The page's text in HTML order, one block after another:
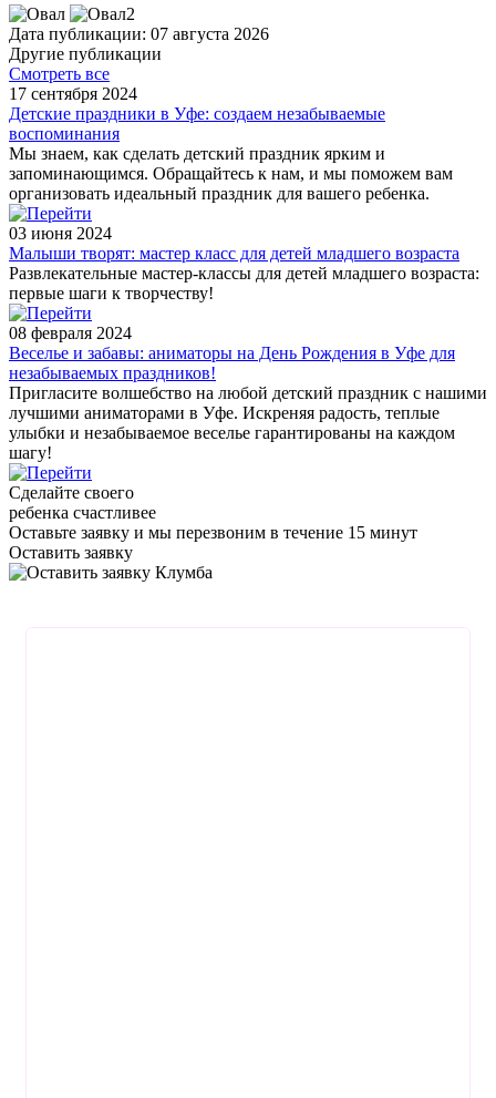
Дата публикации: 07 августа 2026
Другие публикации
Смотреть все
17 сентября 2024
Детские праздники в Уфе: создаем незабываемые
воспоминания
Мы знаем, как сделать детский праздник ярким и
запоминающимся. Обращайтесь к нам, и мы поможем вам
организовать идеальный праздник для вашего ребенка.
03 июня 2024
Малыши творят: мастер класс для детей младшего возраста
Развлекательные мастер-классы для детей младшего возраста:
первые шаги к творчеству!
08 февраля 2024
Веселье и забавы: аниматоры на День Рождения в Уфе для
незабываемых праздников!
Пригласите волшебство на любой детский праздник с нашими
лучшими аниматорами в Уфе. Искреняя радость, теплые
улыбки и незабываемое веселье гарантированы на каждом
шагу!
Сделайте своего
ребенка счастливее
Оставьте заявку и мы перезвоним в течение 15 минут
Оставить заявку